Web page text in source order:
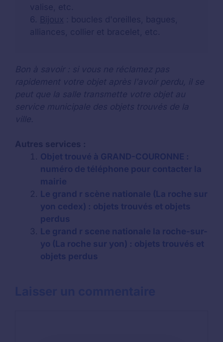
valise, etc.
6. Bijoux : boucles d'oreilles, bagues,
alliances, collier et bracelet, etc.
Bon à savoir : si vous ne réclamez pas
rapidement votre objet après l'avoir perdu, il se
peut que la salle transmette votre objet au
service municipale des objets trouvés de la
ville.
Autres services :
Objet trouvé à GRAND-COURONNE :
numéro de téléphone pour contacter la
mairie
Le grand r scène nationale (La roche sur
yon cedex) : objets trouvés et objets
perdus
Le grand r scene nationale la roche-sur-
yo (La roche sur yon) : objets trouvés et
objets perdus